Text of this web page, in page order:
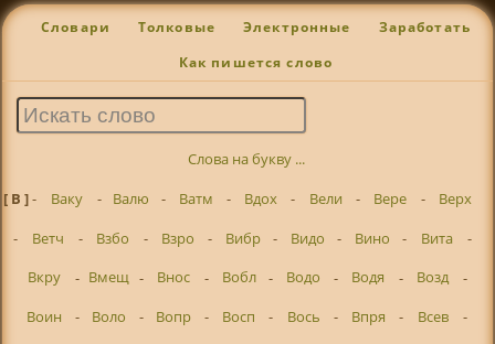
Словари Толковые Электронные Заработать
Как пишется слово
Слова на букву ...
[ В ]- Ваку - Валю - Ватм - Вдох - Вели - Вере -
Верх
-
Ветч - Взбо - Взро - Вибр - Видо - Вино - Вита
-
Вкру
- Вмещ - Внос - Вобл - Водо - Водя - Возд
-
Воин
- Воло - Вопр - Восп - Вось - Впря - Всев
-